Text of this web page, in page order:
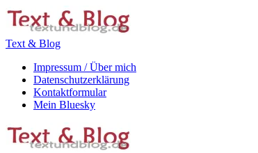
Zum
Inhalt
Text & Blog
Impressum / Über mich
Datenschutzerklärung
Kontaktformular
Mein Bluesky